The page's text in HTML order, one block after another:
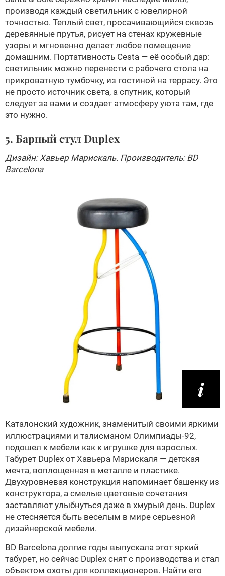
производя каждый светильник с ювелирной
точностью. Теплый свет, просачивающийся сквозь
деревянные прутья, рисует на стенах кружевные
узоры и мгновенно делает любое помещение
домашним. Портативность Cesta — её особый дар:
светильник можно перенести с рабочего стола на
прикроватную тумбочку, из гостиной на террасу. Это
не просто источник света, а спутник, который
следует за вами и создает атмосферу уюта там, где
это нужно.
5. Барный стул Duplex
Дизайн: Хавьер Марискаль. Производитель: BD
Barcelona
Каталонский художник, знаменитый своими яркими
иллюстрациями и талисманом Олимпиады-92,
подошел к мебели как к игрушке для взрослых.
Табурет Duplex от Хавьера Марискаля — детская
мечта, воплощенная в металле и пластике.
Двухуровневая конструкция напоминает башенку из
конструктора, а смелые цветовые сочетания
заставляют улыбнуться даже в хмурый день. Duplex
не стесняется быть веселым в мире серьезной
дизайнерской мебели.
BD Barcelona долгие годы выпускала этот яркий
табурет, но сейчас Duplex снят с производства и стал
объектом охоты для коллекционеров. Найти его